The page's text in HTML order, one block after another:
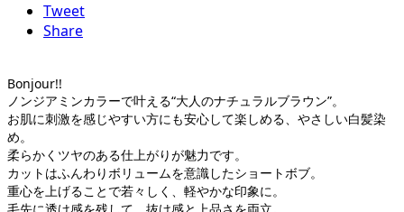
Tweet
Share
Bonjour!!
ノンジアミンカラーで叶える“大人のナチュラルブラウン”。
お肌に刺激を感じやすい方にも安心して楽しめる、やさしい白髪染
め。
柔らかくツヤのある仕上がりが魅力です。
カットはふんわりボリュームを意識したショートボブ。
重心を上げることで若々しく、軽やかな印象に。